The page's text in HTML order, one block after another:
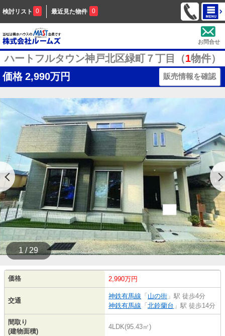
検討リスト 0 最近見た物件 0
お問合せ
ハートフルタウン神戸北区緑町７丁目（1物件）
価格 2,990万円 販売情報を確認
1 / 29
価格 2,990万円
交通
神鉄有馬線 「 山の街 」駅 徒歩4分
神鉄有馬線 「 北鈴蘭台 」駅 徒歩14分
間取り
(建物面積)
4LDK(95.43㎡)